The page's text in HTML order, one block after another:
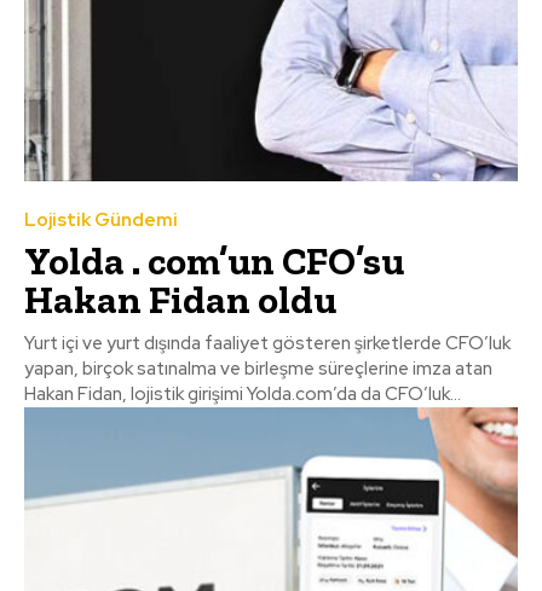
Lojistik Gündemi
Yolda . com’un CFO’su
Hakan Fidan oldu
Yurt içi ve yurt dışında faaliyet gösteren şirketlerde CFO’luk
yapan, birçok satınalma ve birleşme süreçlerine imza atan
Hakan Fidan, lojistik girişimi Yolda.com’da da CFO’luk...